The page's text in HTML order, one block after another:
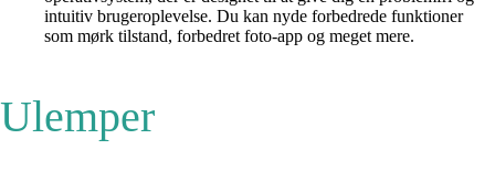
intuitiv brugeroplevelse. Du kan nyde forbedrede funktioner
som mørk tilstand, forbedret foto-app og meget mere.
Ulemper